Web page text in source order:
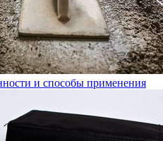
и способы применения